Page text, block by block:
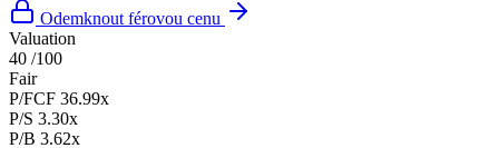
Odemknout férovou cenu
Valuation
40 /100
Fair
P/FCF 36.99x
P/S 3.30x
P/B 3.62x